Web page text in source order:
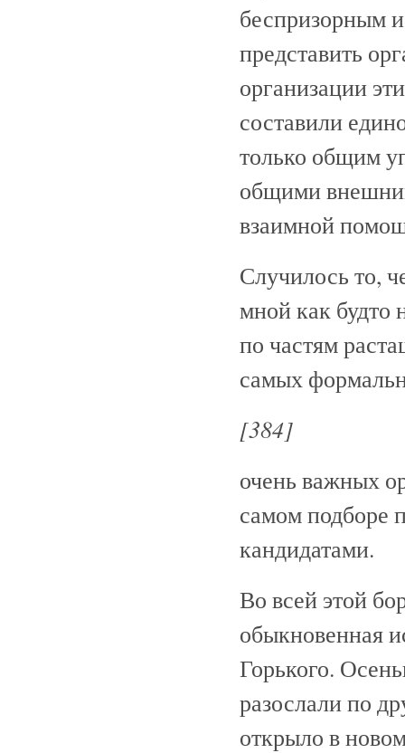
беспризорным
представить
организации
составили
только общим
общими
взаимной
Случилось то,
мной как будто
по частям
самых
[384]
очень важных
самом подборе
кандидатами.
Во всей этой
обыкновенная
Горького.
разослали по
открыло в